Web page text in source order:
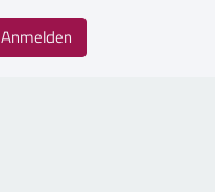
Anmelden